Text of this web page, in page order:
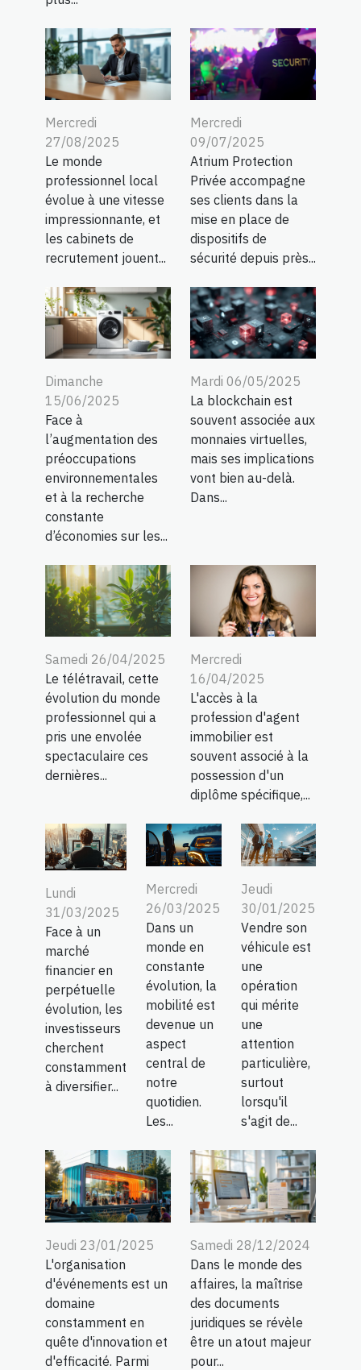
Mercredi
27/08/2025
Le monde
professionnel local
évolue à une vitesse
impressionnante, et
les cabinets de
recrutement jouent...
Mercredi
09/07/2025
Atrium Protection
Privée accompagne
ses clients dans la
mise en place de
dispositifs de
sécurité depuis près...
Dimanche
15/06/2025
Face à
l’augmentation des
préoccupations
environnementales
et à la recherche
constante
d’économies sur les...
Mardi 06/05/2025
La blockchain est
souvent associée aux
monnaies virtuelles,
mais ses implications
vont bien au-delà.
Dans...
Samedi 26/04/2025
Le télétravail, cette
évolution du monde
professionnel qui a
pris une envolée
spectaculaire ces
dernières...
Mercredi
16/04/2025
L'accès à la
profession d'agent
immobilier est
souvent associé à la
possession d'un
diplôme spécifique,...
Lundi
31/03/2025
Face à un
marché
financier en
perpétuelle
évolution, les
investisseurs
cherchent
constamment
à diversifier...
Mercredi
26/03/2025
Dans un
monde en
constante
évolution, la
mobilité est
devenue un
aspect
central de
notre
quotidien.
Les...
Jeudi
30/01/2025
Vendre son
véhicule est
une
opération
qui mérite
une
attention
particulière,
surtout
lorsqu'il
s'agit de...
Jeudi 23/01/2025
L'organisation
d'événements est un
domaine
constamment en
quête d'innovation et
d'efficacité. Parmi
Samedi 28/12/2024
Dans le monde des
affaires, la maîtrise
des documents
juridiques se révèle
être un atout majeur
pour...